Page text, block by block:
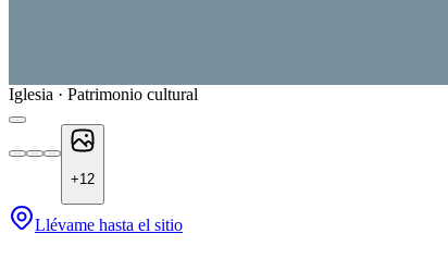
Iglesia · Patrimonio cultural
+12
Llévame hasta el sitio